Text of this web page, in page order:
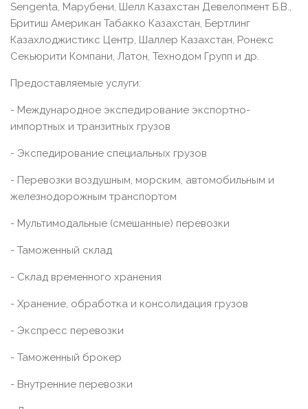
Sengenta, Марубени, Шелл Казахстан Девелопмент Б.В.,
Бритиш Американ Табакко Казахстан, Бертлинг
Казахлоджистикс Центр, Шаллер Казахстан, Ронекс
Секьюрити Компани, Латон, Технодом Групп и др.
Предоставляемые услуги:
- Международное экспедирование экспортно-
импортных и транзитных грузов
- Экспедирование специальных грузов
- Перевозки воздушным, морским, автомобильным и
железнодорожным транспортом
- Мультимодальные (смешанные) перевозки
- Таможенный склад
- Склад временного хранения
- Хранение, обработка и консолидация грузов
- Экспресс перевозки
- Таможенный брокер
- Внутренние перевозки